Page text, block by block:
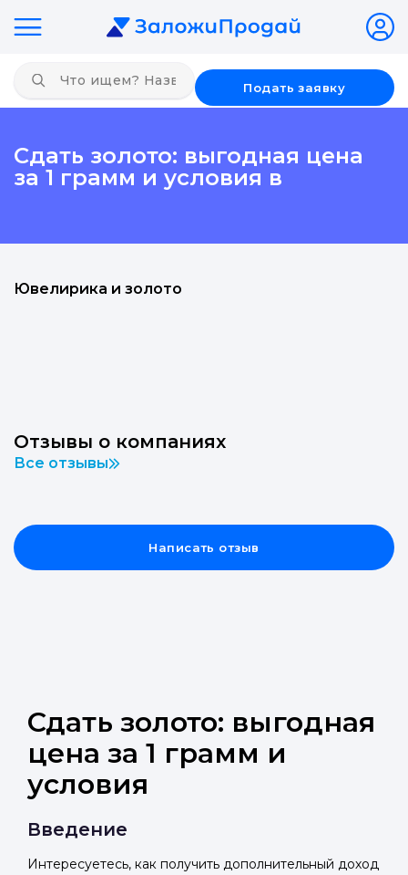
Подать заявку
Сдать золото: выгодная цена
за 1 грамм и условия в
Ювелирика и золото
Отзывы о компаниях
Все отзывы
Написать отзыв
Сдать золото: выгодная
цена за 1 грамм и
условия
Введение
Интересуетесь, как получить дополнительный доход